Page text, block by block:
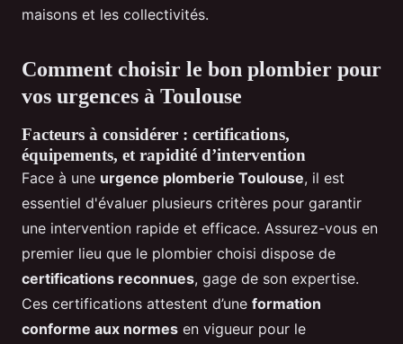
maisons et les collectivités.
Comment choisir le bon plombier pour
vos urgences à Toulouse
Facteurs à considérer : certifications,
équipements, et rapidité d’intervention
Face à une urgence plomberie Toulouse, il est
essentiel d'évaluer plusieurs critères pour garantir
une intervention rapide et efficace. Assurez-vous en
premier lieu que le plombier choisi dispose de
certifications reconnues, gage de son expertise.
Ces certifications attestent d’une formation
conforme aux normes en vigueur pour le